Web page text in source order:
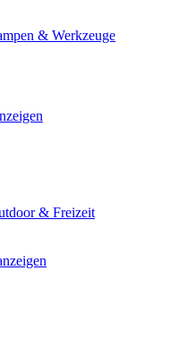
& Werkzeuge
& Freizeit